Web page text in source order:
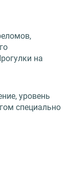
на
уровень
специально